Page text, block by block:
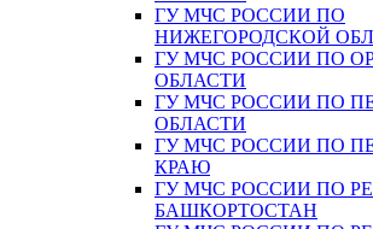
ГУ МЧС РОССИИ ПО
НИЖЕГОРОДСКОЙ
ГУ МЧС РОССИИ ПО
ОБЛАСТИ
ГУ МЧС РОССИИ ПО
ОБЛАСТИ
ГУ МЧС РОССИИ ПО
КРАЮ
ГУ МЧС РОССИИ ПО
БАШКОРТОСТАН